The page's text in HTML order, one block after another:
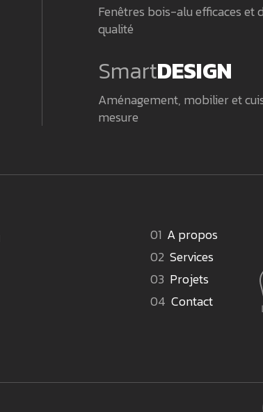
Fenêtres bois-alu efficaces et
qualité
SmartDESIGN
Aménagement, mobilier et
mesure
A propos
Services
Projets
Contact